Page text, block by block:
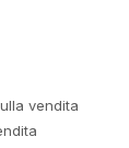
vendita